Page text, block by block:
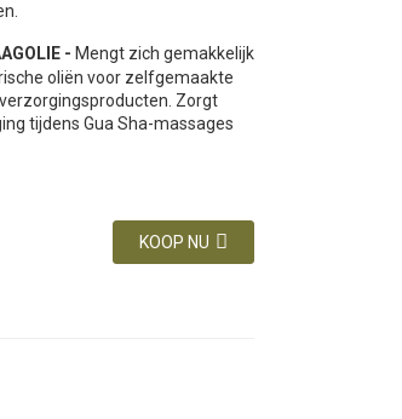
- Mengt zich gemakkelijk
oliën voor zelfgemaakte
Zorgt
tijdens Gua Sha-massages
KOOP NU